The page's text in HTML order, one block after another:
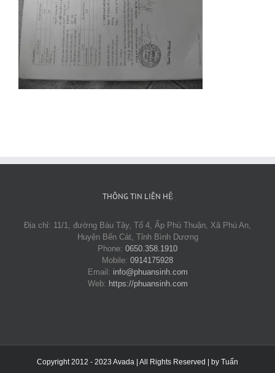
THÔNG TIN LIÊN HỆ
Địa chỉ: 11/1, đường Bàu Tây, Tổ 4, Ấp Phú Thuận, Xã Phú An,
Huyện Bến Cát, Tỉnh Bình Dương
Phone: 0650.358.1910
Mobile: 0914175928
Email: info@phuansinh.com
Web: https://phuansinh.com
Copyright 2012 - 2023 Avada | All Rights Reserved | by Tuấn